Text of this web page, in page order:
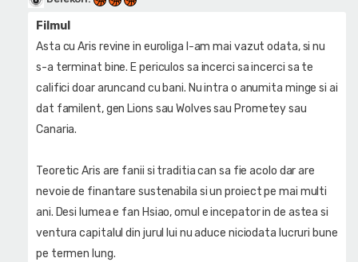
Filmul
Asta cu Aris revine in euroliga l-am mai vazut odata, si nu
s-a terminat bine. E periculos sa incerci sa incerci sa te
califici doar aruncand cu bani. Nu intra o anumita minge si ai
dat familent, gen Lions sau Wolves sau Prometey sau
Canaria.
Teoretic Aris are fanii si traditia can sa fie acolo dar are
nevoie de finantare sustenabila si un proiect pe mai multi
ani. Desi lumea e fan Hsiao, omul e incepator in de astea si
ventura capitalul din jurul lui nu aduce niciodata lucruri bune
pe termen lung.